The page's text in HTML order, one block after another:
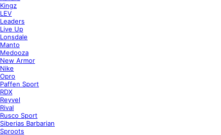
Kingz
LEV
Leaders
Live Up
Lonsdale
Manto
Medooza
New Armor
Nike
Opro
Paffen Sport
RDX
Reyvel
Rival
Rusco Sport
Siberias Barbarian
Sproots